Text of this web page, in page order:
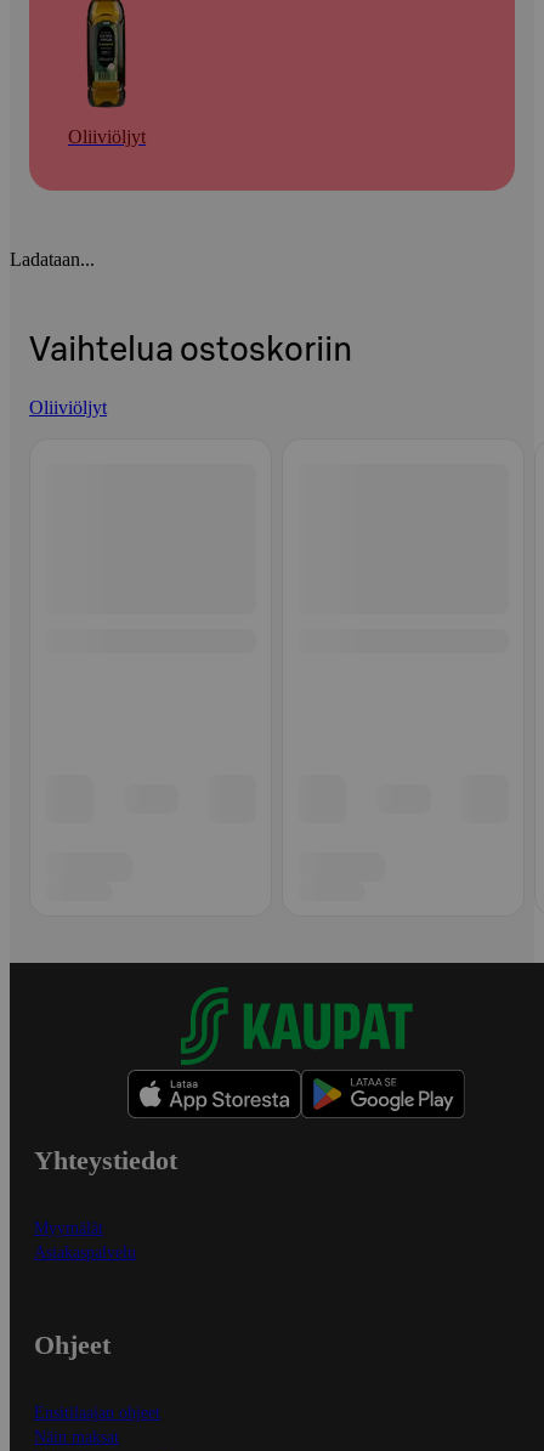
Oliiviöljyt
Ladataan...
Vaihtelua ostoskoriin
Oliiviöljyt
Yhteystiedot
Myymälät
Asiakaspalvelu
Ohjeet
Ensitilaajan ohjeet
Näin maksat